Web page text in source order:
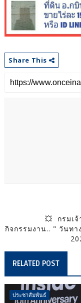
Share This
💥 กรมเจ้า
กิจกรรมงาน.. " วันทา
RELATED POST
ประชาสัมพันธ์